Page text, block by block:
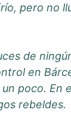
pero no
de
en
poco. En
rebeldes.